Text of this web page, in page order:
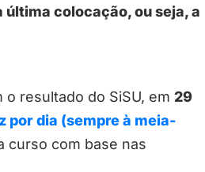
última colocação, ou seja, a
resultado do SiSU, em 29
por dia (sempre à meia-
curso com base nas